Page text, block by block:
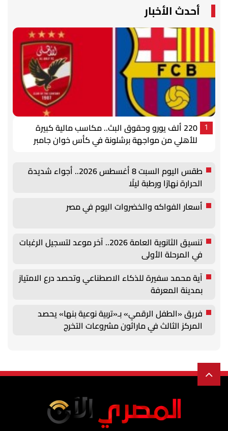
أحدث الأخبار
1
220 ألف يورو وحقوق البث.. مكاسب مالية كبيرة
للأهلي من مواجهة برشلونة في كأس خوان جامبر
طقس اليوم السبت 8 أغسطس 2026.. أجواء شديدة
الحرارة نهارًا ورطبة ليلًا
أسعار الفواكه والخضروات اليوم في مصر
تنسيق الثانوية العامة 2026.. آخر موعد لتسجيل الرغبات
في المرحلة الأولى
آية محمد سفيرة للذكاء الاصطناعي وتحصد درع الامتياز
بمدينة المعرفة
فريق «الطفل الرقمي» بـ«تربية نوعية بنها» يحصد
المركز الثالث في ماراثون مشروعات التخرج